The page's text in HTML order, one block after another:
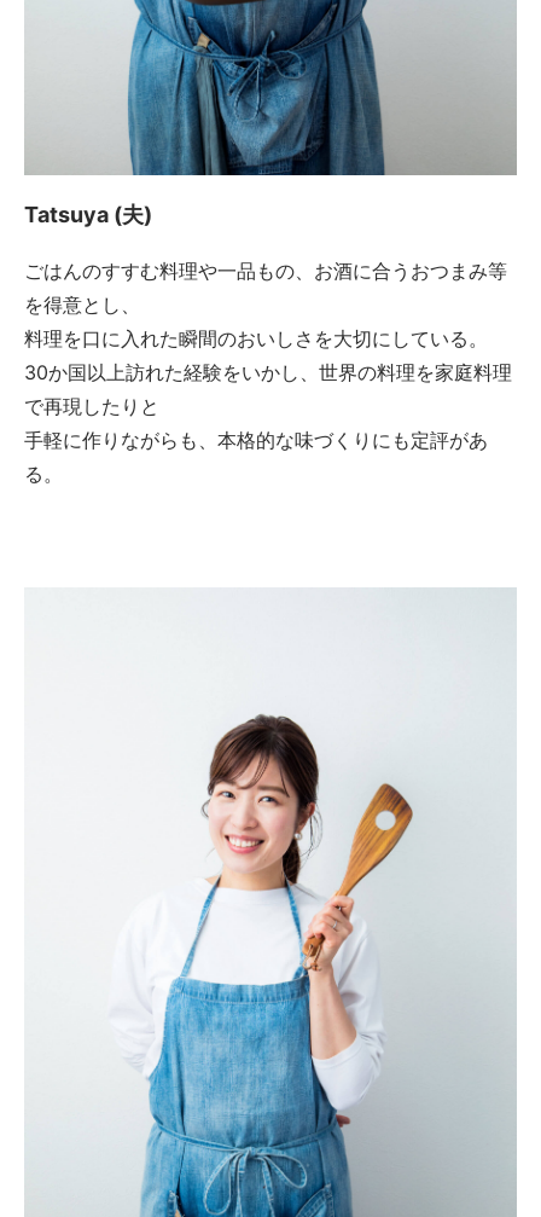
Tatsuya (夫)
ごはんのすすむ料理や一品もの、お酒に合うおつまみ等
を得意とし、
料理を口に入れた瞬間のおいしさを大切にしている。
30か国以上訪れた経験をいかし、世界の料理を家庭料理
で再現したりと
手軽に作りながらも、本格的な味づくりにも定評があ
る。